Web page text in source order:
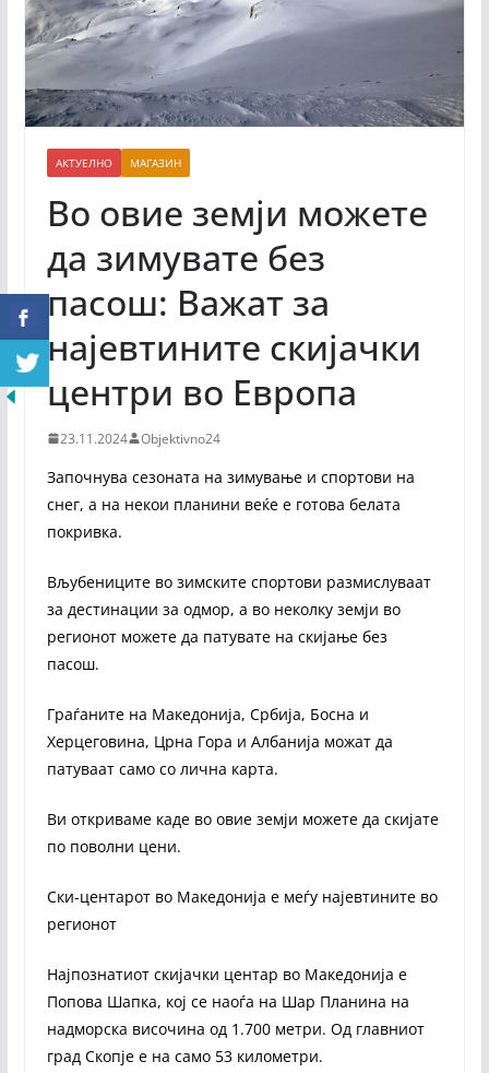
АКТУЕЛНО МАГАЗИН
Во овие земји можете
да зимувате без
пасош: Важат за
најевтините скијачки
центри во Европа
23.11.2024 Objektivno24
Започнува сезоната на зимување и спортови на
снег, а на некои планини веќе е готова белата
покривка.
Вљубениците во зимските спортови размислуваат
за дестинации за одмор, а во неколку земји во
регионот можете да патувате на скијање без
пасош.
Граѓаните на Македонија, Србија, Босна и
Херцеговина, Црна Гора и Албанија можат да
патуваат само со лична карта.
Ви откриваме каде во овие земји можете да скијате
по поволни цени.
Ски-центарот во Македонија е меѓу најевтините во
регионот
Најпознатиот скијачки центар во Македонија е
Попова Шапка, кој се наоѓа на Шар Планина на
надморска височина од 1.700 метри. Од главниот
град Скопје е на само 53 километри.